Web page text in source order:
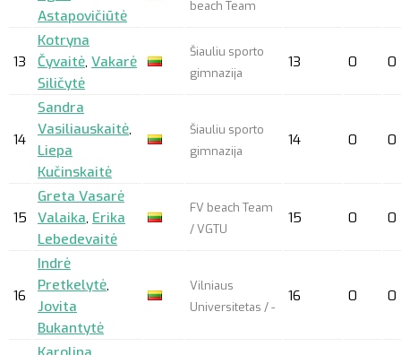
Astapovičiūtė
beach Team
13
Kotryna
Čyvaitė, Vakarė
Siličytė
Šiauliu sporto
gimnazija
13 0 0
14
Sandra
Vasiliauskaitė,
Liepa
Kučinskaitė
Šiauliu sporto
gimnazija
14 0 0
15
Greta Vasarė
Valaika, Erika
Lebedevaitė
FV beach Team
/ VGTU
15 0 0
16
Indrė
Pretkelytė,
Jovita
Bukantytė
Vilniaus
Universitetas / -
16 0 0